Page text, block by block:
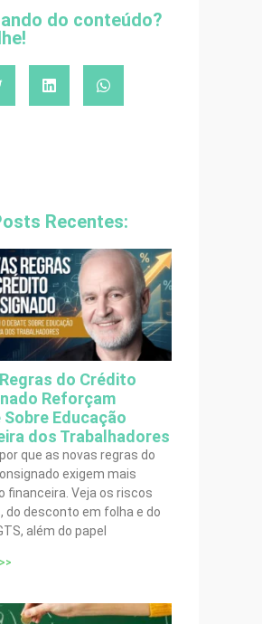
do conteúdo?
Recentes:
do Crédito
Reforçam
Sobre Educação
dos Trabalhadores
que as novas regras do
exigem mais
financeira. Veja os riscos
do desconto em folha e do
além do papel